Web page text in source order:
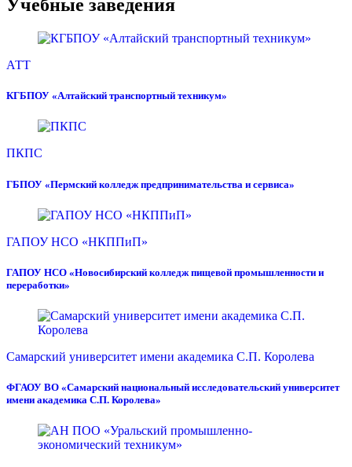
Учебные заведения
АТТ
КГБПОУ «Алтайский транспортный техникум»
ПКПС
ГБПОУ «Пермский колледж предпринимательства и сервиса»
ГАПОУ НСО «НКППиП»
ГАПОУ НСО «Новосибирский колледж пищевой промышленности и
переработки»
Самарский университет имени академика С.П. Королева
ФГАОУ ВО «Самарский национальный исследовательский университет
имени академика С.П. Королева»